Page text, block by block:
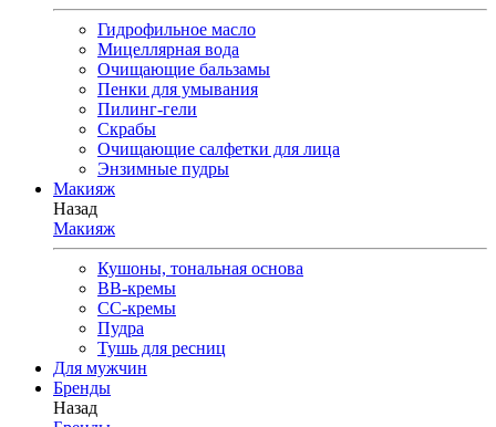
Гидрофильное масло
Мицеллярная вода
Очищающие бальзамы
Пенки для умывания
Пилинг-гели
Скрабы
Очищающие салфетки для лица
Энзимные пудры
Макияж
Назад
Макияж
Кушоны, тональная основа
BB-кремы
CC-кремы
Пудра
Тушь для ресниц
Для мужчин
Бренды
Назад